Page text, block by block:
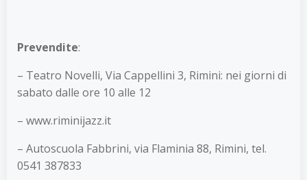
Prevendite:
– Teatro Novelli, Via Cappellini 3, Rimini: nei giorni di
sabato dalle ore 10 alle 12
– www.riminijazz.it
– Autoscuola Fabbrini, via Flaminia 88, Rimini, tel.
0541 387833